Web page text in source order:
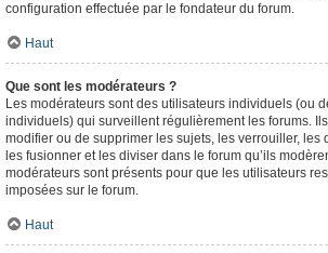
configuration effectuée par le fondateur du forum.
Haut
Que sont les modérateurs ?
Les modérateurs sont des utilisateurs individuels (ou
individuels) qui surveillent régulièrement les forums.
modifier ou de supprimer les sujets, les verrouiller, les
les fusionner et les diviser dans le forum qu’ils
modérateurs sont présents pour que les utilisateurs
imposées sur le forum.
Haut